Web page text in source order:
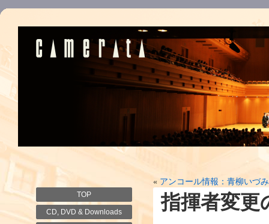
TOP
CD, DVD & Downloads
« アンコール情報：青柳いづ
指揮者変更